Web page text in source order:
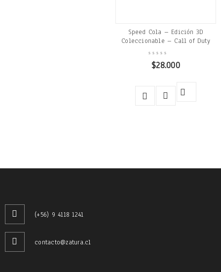
Speed Cola – Edición 3D
Coleccionable – Call of Duty
$28.000
(+56) 9 4118 1241
contacto@zatura.cl